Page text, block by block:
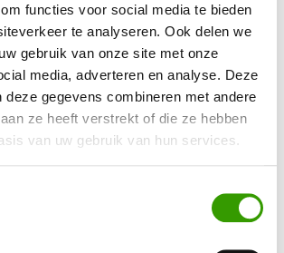
functies voor social media te bieden
te analyseren. Ook delen we
gebruik van onze site met onze
media, adverteren en analyse. Deze
deze gegevens combineren met andere
ze heeft verstrekt of die ze hebben
van uw gebruik van hun services.
overzicht